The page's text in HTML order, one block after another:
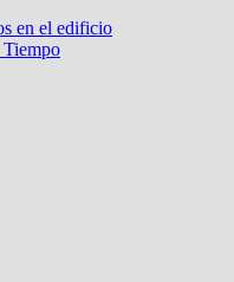
en el edificio